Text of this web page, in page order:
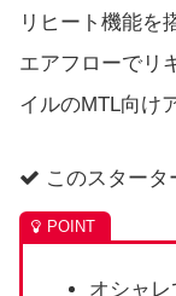
リヒート機能を
エアフローでリ
イルのMTL向け
このスタータ
オシャ